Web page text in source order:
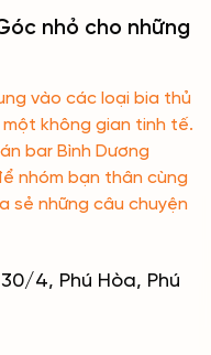
nhỏ cho những
vào các loại bia thủ
không gian tinh tế.
bar Bình Dương
nhóm bạn thân cùng
sẻ những câu chuyện
4, Phú Hòa, Phú